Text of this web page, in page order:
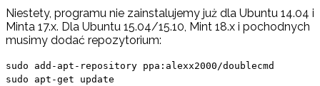
Niestety, programu nie zainstalujemy już dla Ubuntu 14.04 i
Minta 17.x. Dla Ubuntu 15.04/15.10, Mint 18.x i pochodnych
musimy dodać repozytorium:
sudo add-apt-repository ppa:alexx2000/doublecmd
sudo apt-get update